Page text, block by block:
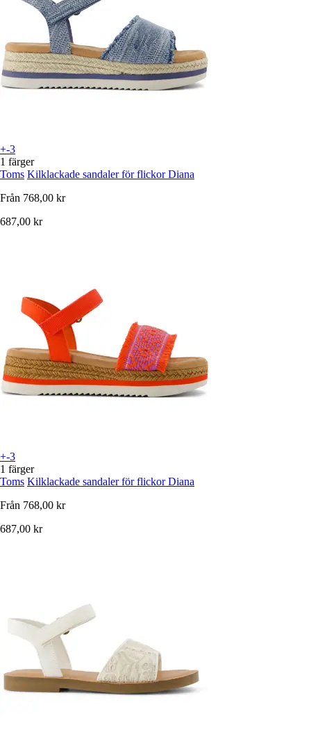
+-3
1 färger
Toms Kilklackade sandaler för flickor Diana
Från 768,00 kr
687,00 kr
+-3
1 färger
Toms Kilklackade sandaler för flickor Diana
Från 768,00 kr
687,00 kr